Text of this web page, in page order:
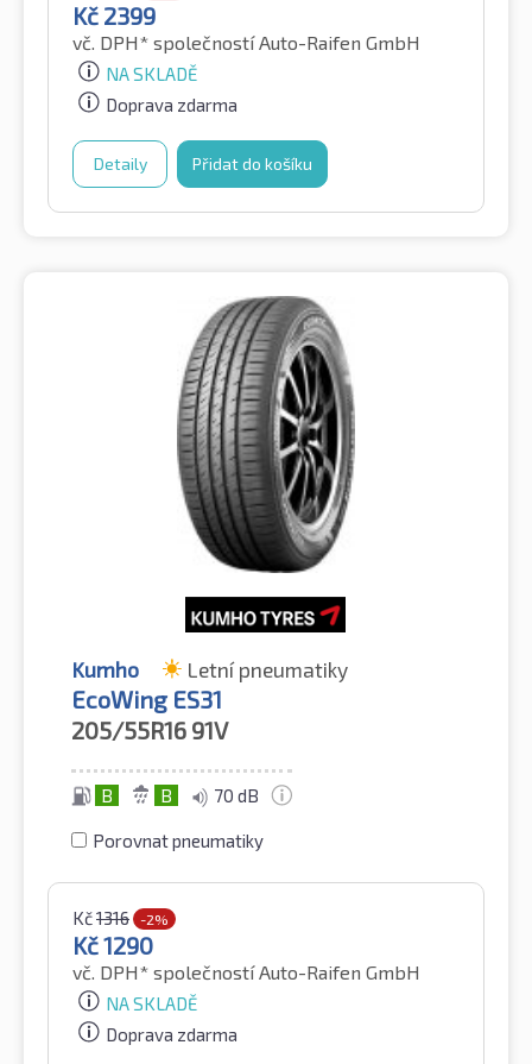
Kč 2399
vč. DPH* společností Auto-Raifen GmbH
NA SKLADĚ
Doprava zdarma
Detaily Přidat do košíku
Kumho Letní pneumatiky
EcoWing ES31
205/55R16 91V
B B 70 dB
Porovnat pneumatiky
Kč1316 -2%
Kč1290
vč. DPH* společností Auto-Raifen GmbH
NA SKLADĚ
Doprava zdarma